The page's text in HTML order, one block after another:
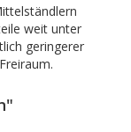
weit unter
geringerer